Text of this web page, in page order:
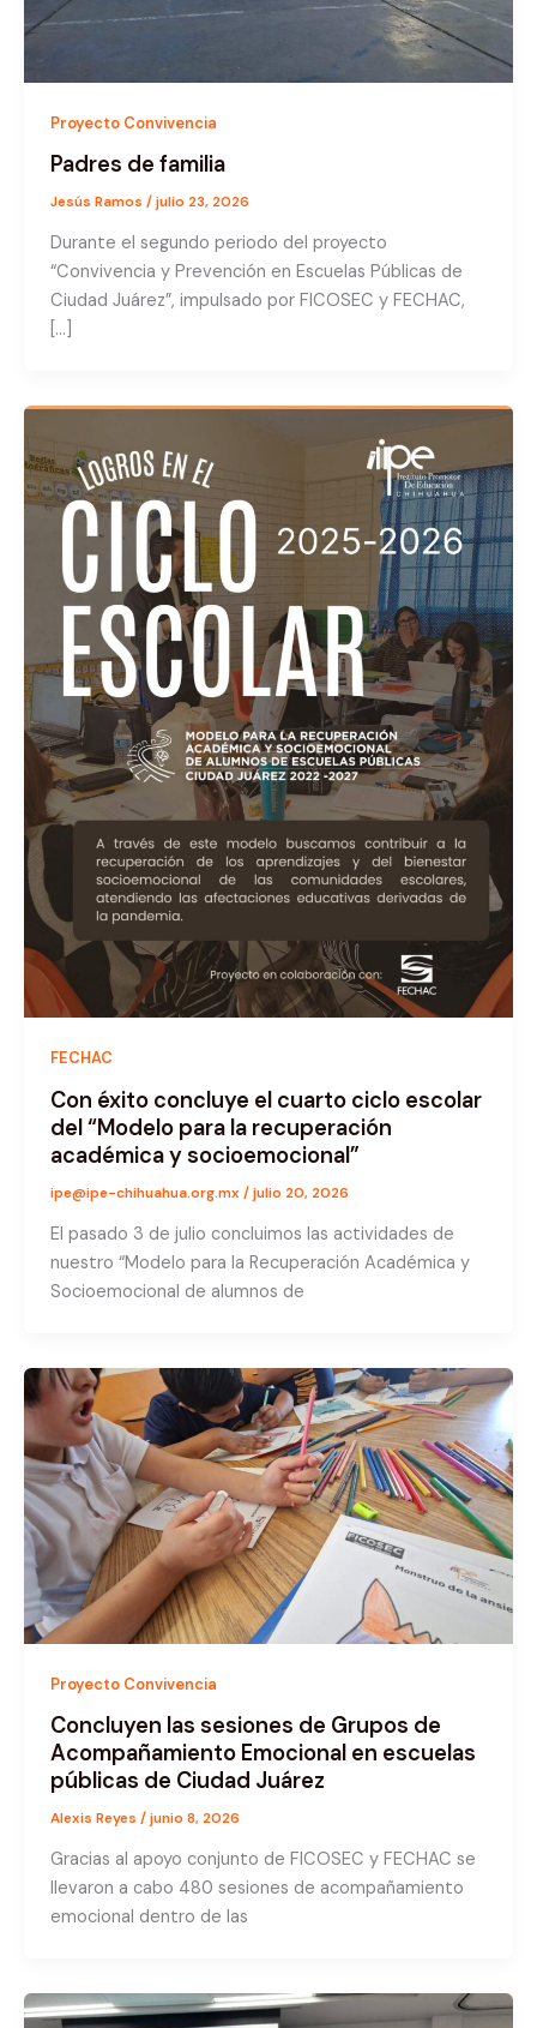
Proyecto Convivencia
Padres de familia
Jesús Ramos /julio 23, 2026
Durante el segundo periodo del proyecto
“Convivencia y Prevención en Escuelas Públicas de
Ciudad Juárez”, impulsado por FICOSEC y FECHAC,
[…]
FECHAC
Con éxito concluye el cuarto ciclo escolar
del “Modelo para la recuperación
académica y socioemocional”
ipe@ipe-chihuahua.org.mx /julio 20, 2026
El pasado 3 de julio concluimos las actividades de
nuestro “Modelo para la Recuperación Académica y
Socioemocional de alumnos de
Proyecto Convivencia
Concluyen las sesiones de Grupos de
Acompañamiento Emocional en escuelas
públicas de Ciudad Juárez
Alexis Reyes /junio 8, 2026
Gracias al apoyo conjunto de FICOSEC y FECHAC se
llevaron a cabo 480 sesiones de acompañamiento
emocional dentro de las